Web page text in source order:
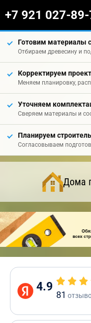
+7 921 027-
Готовим материалы
Отбираем древесину и
Корректируем
Меняем планировку,
Уточняем
Сверяем материалы и
Планируем
Согласовываем
Дома
4.9
81